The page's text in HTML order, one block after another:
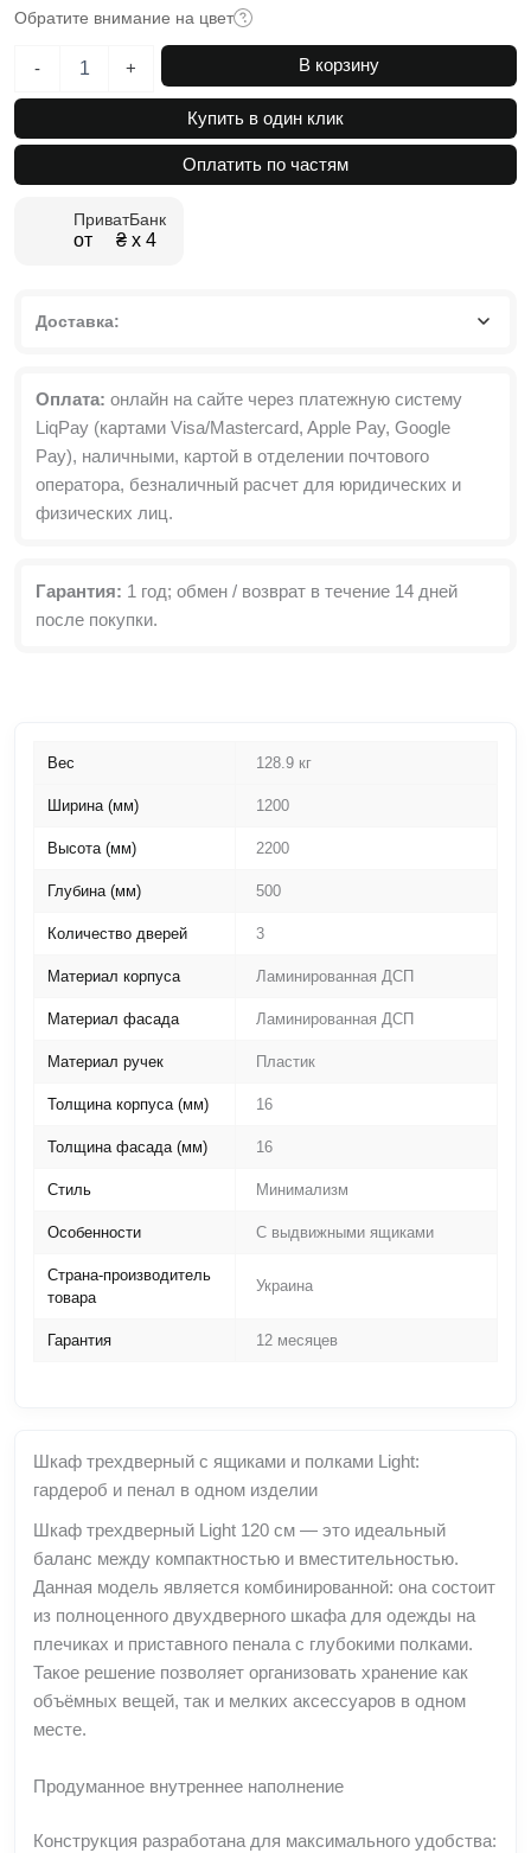
Обратите внимание на цвет
-
Шкаф
с
полками
+ В корзину
Купить в один клик
Оплатить по частям
ПриватБанк
от ₴ х 4
Доставка:
Оплата: онлайн на сайте через платежную систему
LiqPay (картами Visa/Mastercard, Apple Pay, Google
Pay), наличными, картой в отделении почтового
оператора, безналичный расчет для юридических и
физических лиц.
Гарантия: 1 год; обмен / возврат в течение 14 дней
после покупки.
Вес 128.9 кг
Ширина (мм) 1200
Высота (мм) 2200
Глубина (мм) 500
Количество дверей 3
Материал корпуса Ламинированная ДСП
Материал фасада Ламинированная ДСП
Материал ручек Пластик
Толщина корпуса (мм) 16
Толщина фасада (мм) 16
Стиль Минимализм
Особенности С выдвижными ящиками
Страна-производитель
товара
Украина
Гарантия 12 месяцев
Шкаф трехдверный с ящиками и полками Light:
гардероб и пенал в одном изделии
Шкаф трехдверный Light 120 см — это идеальный
баланс между компактностью и вместительностью.
Данная модель является комбинированной: она состоит
из полноценного двухдверного шкафа для одежды на
плечиках и приставного пенала с глубокими полками.
Такое решение позволяет организовать хранение как
объёмных вещей, так и мелких аксессуаров в одном
месте.
Продуманное внутреннее наполнение
Конструкция разработана для максимального удобства: